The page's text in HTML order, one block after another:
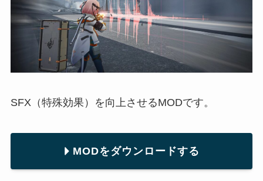
SFX（特殊効果）を向上させるMODです。
MODをダウンロードする